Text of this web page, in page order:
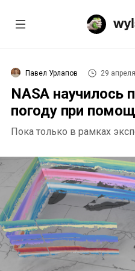
Павел Урлапов 29
NASA научилось
погоду при
Пока только в рамках